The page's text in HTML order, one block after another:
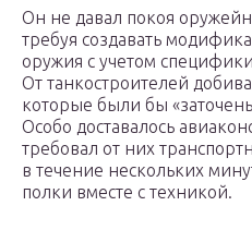
Он не давал покоя
требуя создавать
оружия с учетом
От танкостроителей
которые были бы
Особо доставалось
требовал от них
в течение нескольких
полки вместе с техникой.